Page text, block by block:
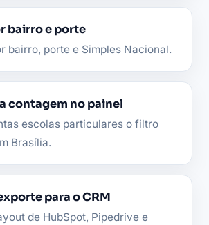
bairro e porte
bairro, porte e Simples Nacional.
contagem no painel
escolas particulares o filtro
Brasília.
para o CRM
de HubSpot, Pipedrive e